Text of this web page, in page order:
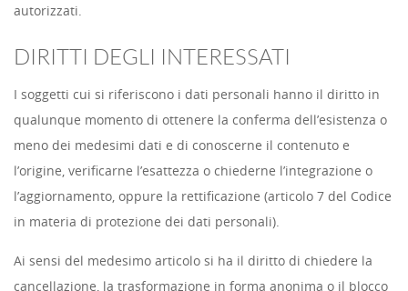
autorizzati.
DIRITTI DEGLI INTERESSATI
I soggetti cui si riferiscono i dati personali hanno il diritto in
qualunque momento di ottenere la conferma dell’esistenza o
meno dei medesimi dati e di conoscerne il contenuto e
l’origine, verificarne l’esattezza o chiederne l’integrazione o
l’aggiornamento, oppure la rettificazione (articolo 7 del Codice
in materia di protezione dei dati personali).
Ai sensi del medesimo articolo si ha il diritto di chiedere la
cancellazione, la trasformazione in forma anonima o il blocco